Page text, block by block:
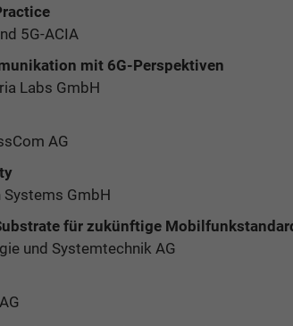
5G-ACIA
mit 6G-Perspektiven
Labs GmbH
AG
Systems GmbH
für zukünftige
und Systemtechnik AG